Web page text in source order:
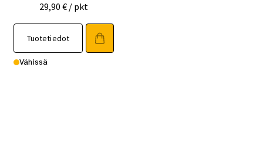
29,90 € / pkt
Tuotetiedot
Vähissä